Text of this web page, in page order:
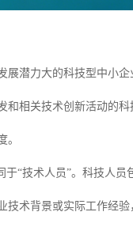
展潜力大的科技型中小
和相关技术创新活动的
。
“技术人员”。科技人
术背景或实际工作经